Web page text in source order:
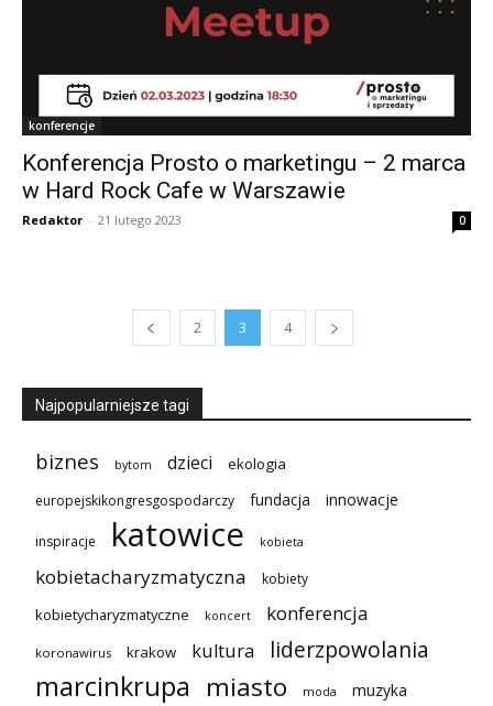
konferencje
Konferencja Prosto o marketingu – 2 marca
w Hard Rock Cafe w Warszawie
Redaktor - 21 lutego 2023 0
2 3 4
Najpopularniejsze tagi
biznes bytom dzieci ekologia
europejskikongresgospodarczy fundacja innowacje
inspiracje katowice kobieta
kobietacharyzmatyczna kobiety
kobietycharyzmatyczne koncert konferencja
koronawirus krakow kultura liderzpowolania
marcinkrupa miasto moda muzyka